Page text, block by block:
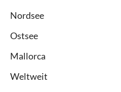
Nordsee
Ostsee
Mallorca
Weltweit